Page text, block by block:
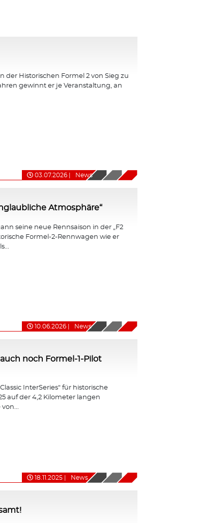
der Historischen Formel 2 von Sieg zu
gewinnt er je Veranstaltung, an
03.07.2026 News
Atmosphäre“
seine neue Rennsaison in der „F2
Formel-2-Rennwagen wie er
10.06.2026 News
noch Formel-1-Pilot
InterSeries“ für historische
auf der 4,2 Kilometer langen
18.11.2025 News